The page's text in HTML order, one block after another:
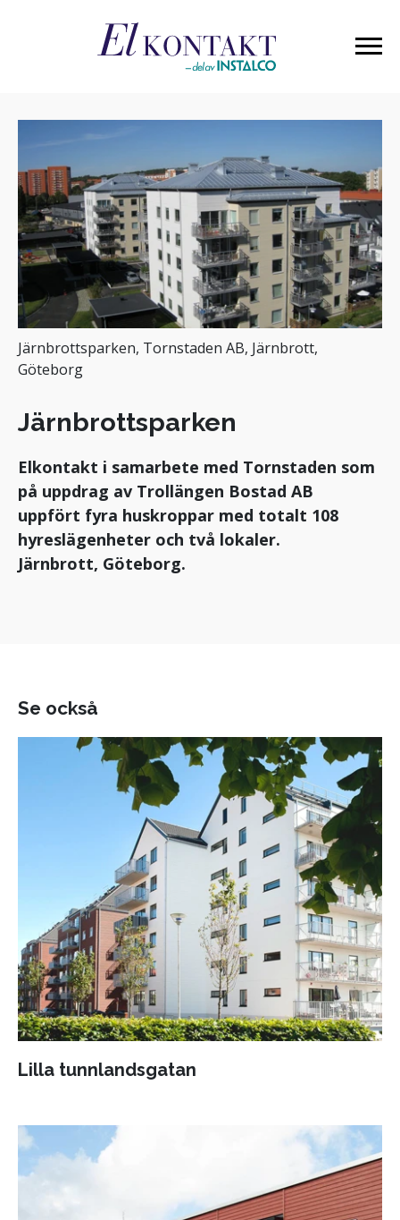
Järnbrottsparken, Tornstaden AB, Järnbrott,
Göteborg
Järnbrottsparken
Elkontakt i samarbete med Tornstaden som
på uppdrag av Trollängen Bostad AB
uppfört fyra huskroppar med totalt 108
hyreslägenheter och två lokaler.
Järnbrott, Göteborg.
Se också
Lilla tunnlandsgatan